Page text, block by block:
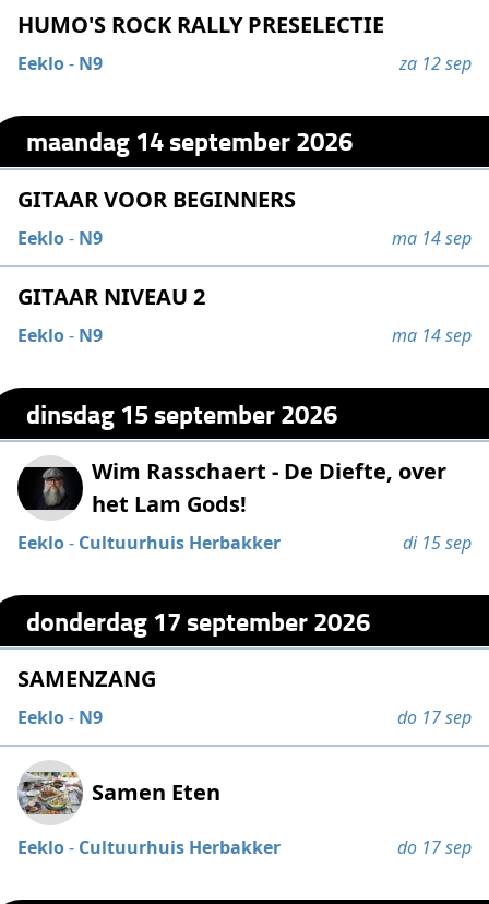
HUMO'S ROCK RALLY PRESELECTIE
Eeklo- N9 za 12 sep
maandag 14 september 2026
GITAAR VOOR BEGINNERS
Eeklo- N9 ma 14 sep
GITAAR NIVEAU 2
Eeklo- N9 ma 14 sep
dinsdag 15 september 2026
Wim Rasschaert - De Diefte, over
het Lam Gods!
Eeklo- Cultuurhuis Herbakker di 15 sep
donderdag 17 september 2026
SAMENZANG
Eeklo- N9 do 17 sep
Samen Eten
Eeklo- Cultuurhuis Herbakker do 17 sep